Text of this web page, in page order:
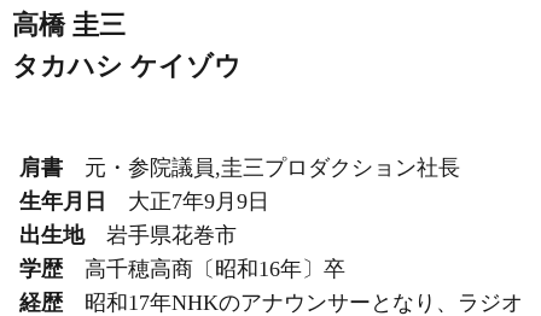
高橋 圭三
タカハシ ケイゾウ
肩書
元・参院議員,圭三プロダクション社長
生年月日
大正7年9月9日
出生地
岩手県花巻市
学歴
高千穂高商〔昭和16年〕卒
経歴
昭和17年NHKのアナウンサーとなり、ラジオ